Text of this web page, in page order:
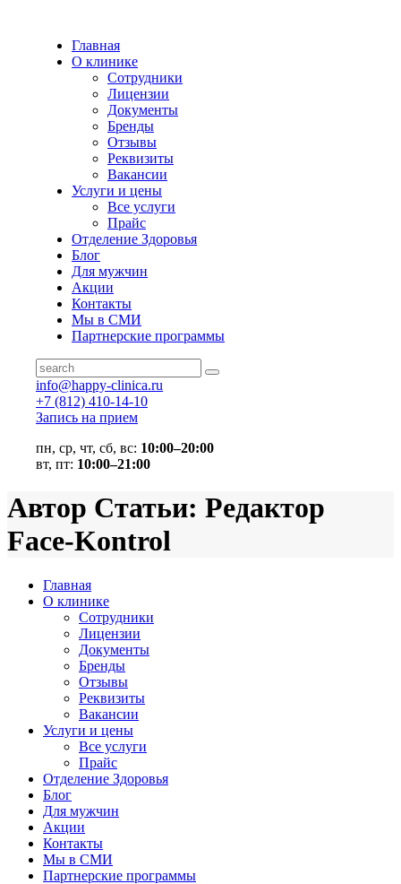
Главная
О клинике
Сотрудники
Лицензии
Документы
Бренды
Отзывы
Реквизиты
Вакансии
Услуги и цены
Все услуги
Прайс
Отделение Здоровья
Блог
Для мужчин
Акции
Контакты
Мы в СМИ
Партнерские программы
info@happy-clinica.ru
+7 (812) 410-14-10
Запись на прием
пн, ср, чт, сб, вс: 10:00–20:00
вт, пт: 10:00–21:00
Автор Статьи: Редактор
Face-Kontrol
Главная
О клинике
Сотрудники
Лицензии
Документы
Бренды
Отзывы
Реквизиты
Вакансии
Услуги и цены
Все услуги
Прайс
Отделение Здоровья
Блог
Для мужчин
Акции
Контакты
Мы в СМИ
Партнерские программы